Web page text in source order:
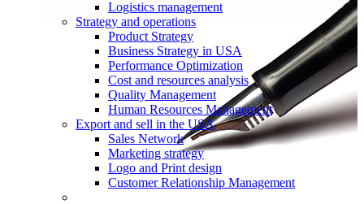
Logistics management
Strategy and operations
Product Strategy
Business Strategy in USA
Performance Optimization
Cost and resources analysis
Quality Management
Human Resources Management
Export and sell in the USA
Sales Network
Marketing strategy
Logo and Print design
Customer Relationship Management